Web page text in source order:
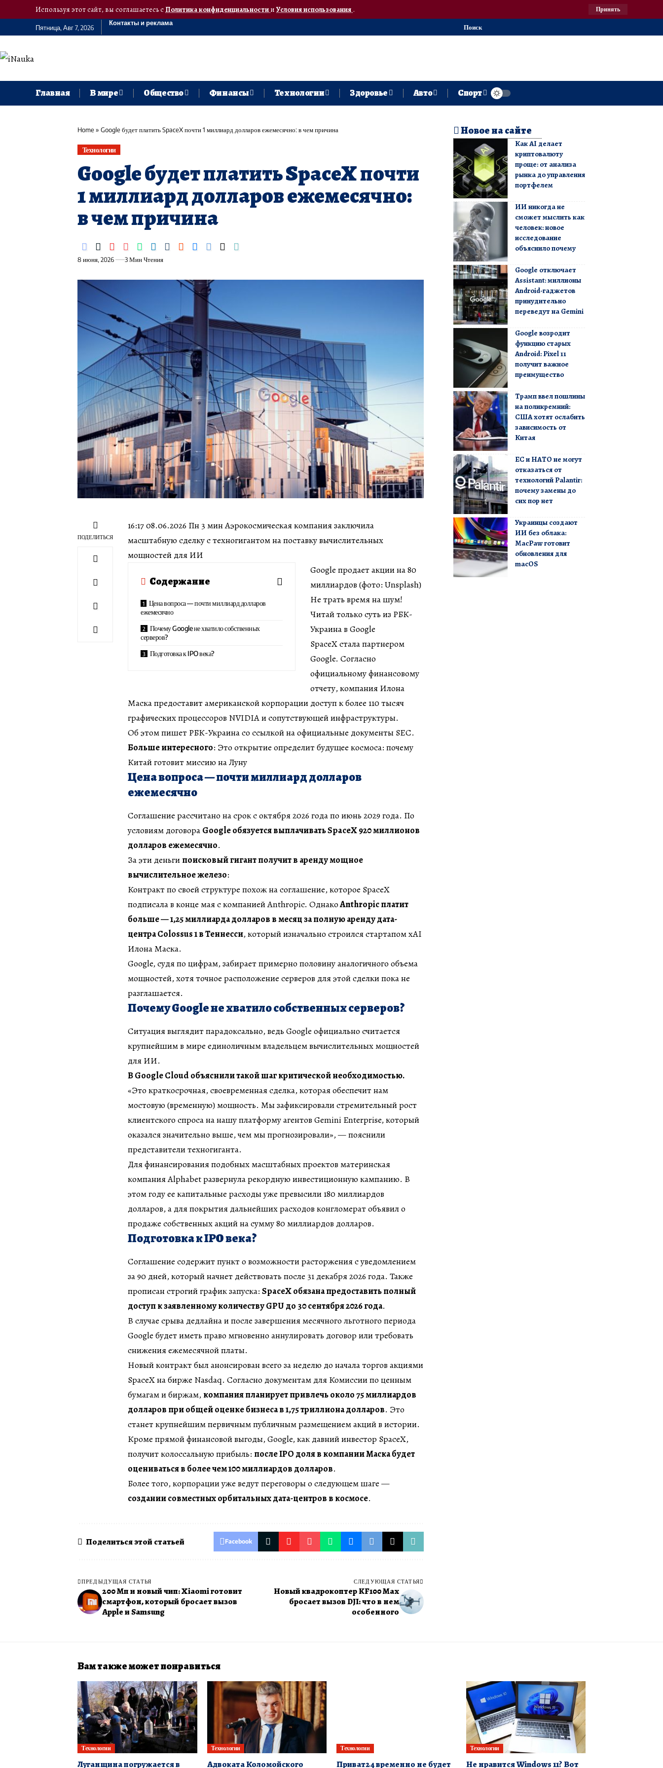
Используя этот сайт, вы соглашаетесь сПолитика конфиденциальностии Условия использования. Принять
Пятница, Авг 7, 2026
Контакты и реклама
Поиск
Главная В мире Общество Финансы Технологии Здоровье Авто Спорт
Home» Google будет платить SpaceX почти 1 миллиард долларов ежемесячно: в чем причина
Технологии
Google будет платить SpaceX почти
1 миллиард долларов ежемесячно:
в чем причина
8 июня, 2026 3 Мин Чтения
ПОДЕЛИТЬСЯ
16:17 08.06.2026 Пн 3 мин Аэрокосмическая компания заключила
масштабную сделку с техногигантом на поставку вычислительных
мощностей для ИИ
Содержание
Цена вопроса — почти миллиард долларов
ежемесячно
Почему Google не хватило собственных
серверов?
Подготовка к IPO века?
Google продает акции на 80
миллиардов (фото: Unsplash)
Не трать время на шум!
Читай только суть из РБК-
Украина в Google
SpaceX стала партнером
Google. Согласно
официальному финансовому
отчету, компания Илона
Маска предоставит американской корпорации доступ к более 110 тысяч
графических процессоров NVIDIA и сопутствующей инфраструктуры.
Об этом пишет РБК-Украина со ссылкой на официальные документы SEC.
Больше интересного: Это открытие определит будущее космоса: почему
Китай готовит миссию на Луну
Цена вопроса — почти миллиард долларов
ежемесячно
Соглашение рассчитано на срок с октября 2026 года по июнь 2029 года. По
условиям договора Google обязуется выплачивать SpaceX 920 миллионов
долларов ежемесячно.
За эти деньги поисковый гигант получит в аренду мощное
вычислительное железо:
Контракт по своей структуре похож на соглашение, которое SpaceX
подписала в конце мая с компанией Anthropic. ОднакоAnthropic платит
больше — 1,25 миллиарда долларов в месяц за полную аренду дата-
центра Colossus 1 в Теннесси, который изначально строился стартапом xAI
Илона Маска.
Google, судя по цифрам, забирает примерно половину аналогичного объема
мощностей, хотя точное расположение серверов для этой сделки пока не
разглашается.
Почему Google не хватило собственных серверов?
Ситуация выглядит парадоксально, ведь Google официально считается
крупнейшим в мире единоличным владельцем вычислительных мощностей
для ИИ.
В Google Cloud объяснили такой шаг критической необходимостью.
«Это краткосрочная, своевременная сделка, которая обеспечит нам
мостовую (временную) мощность. Мы зафиксировали стремительный рост
клиентского спроса на нашу платформу агентов Gemini Enterprise, который
оказался значительно выше, чем мы прогнозировали», — пояснили
представители техногиганта.
Для финансирования подобных масштабных проектов материнская
компания Alphabet развернула рекордную инвестиционную кампанию. В
этом году ее капитальные расходы уже превысили 180 миллиардов
долларов, а для покрытия дальнейших расходов конгломерат объявил о
продаже собственных акций на сумму 80 миллиардов долларов.
Подготовка к IPO века?
Соглашение содержит пункт о возможности расторжения с уведомлением
за 90 дней, который начнет действовать после 31 декабря 2026 года. Также
прописан строгий график запуска: SpaceX обязана предоставить полный
доступ к заявленному количеству GPU до 30 сентября 2026 года.
В случае срыва дедлайна и после завершения месячного льготного периода
Google будет иметь право мгновенно аннулировать договор или требовать
снижения ежемесячной платы.
Новый контракт был анонсирован всего за неделю до начала торгов акциями
SpaceX на бирже Nasdaq. Согласно документам для Комиссии по ценным
бумагам и биржам, компания планирует привлечь около 75 миллиардов
долларов при общей оценке бизнеса в 1,75 триллиона долларов. Это
станет крупнейшим первичным публичным размещением акций в истории.
Кроме прямой финансовой выгоды, Google, как давний инвестор SpaceX,
получит колоссальную прибыль: после IPO доля в компании Маска будет
оцениваться в более чем 100 миллиардов долларов.
Более того, корпорации уже ведут переговоры о следующем шаге —
создании совместных орбитальных дата-центров в космосе.
Поделиться этой статьей Facebook
ПРЕДЫДУЩАЯ СТАТЬЯ
200 Мп и новый чип: Xiaomi готовит
смартфон, который бросает вызов
Apple и Samsung
СЛЕДУЮЩАЯ СТАТЬЯ
Новый квадрокоптер KF100 Max
бросает вызов DJI: что в нем
особенного
Новое на сайте
Как AI делает
криптовалюту
проще: от анализа
рынка до управления
портфелем
ИИ никогда не
сможет мыслить как
человек: новое
исследование
объяснило почему
Google отключает
Assistant: миллионы
Android-гаджетов
принудительно
переведут на Gemini
Google возродит
функцию старых
Android: Pixel 11
получит важное
преимущество
Трамп ввел пошлины
на поликремний:
США хотят ослабить
зависимость от
Китая
ЕС и НАТО не могут
отказаться от
технологий Palantir:
почему замены до
сих пор нет
Украинцы создают
ИИ без облака:
MacPaw готовит
обновления для
macOS
Вам также может понравиться
Технологии
Луганщина погружается в
Технологии
Адвоката Коломойского
Технологии
Приват24 временно не будет
Технологии
Не нравится Windows 11? Вот